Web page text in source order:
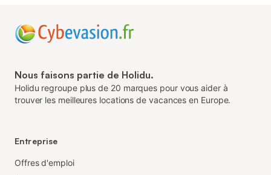
Nous faisons partie de Holidu.
Holidu regroupe plus de 20 marques pour vous aider à
trouver les meilleures locations de vacances en Europe.
Entreprise
Offres d'emploi